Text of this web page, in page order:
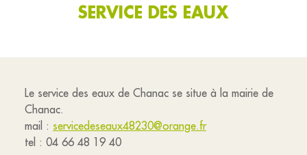
SERVICE DES EAUX
Le service des eaux de Chanac se situe à la mairie de
Chanac.
mail : servicedeseaux48230@orange.fr
tel : 04 66 48 19 40